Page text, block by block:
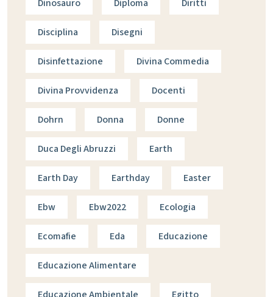
Dinosauro Diploma Diritti
Disciplina Disegni
Disinfettazione Divina Commedia
Divina Provvidenza Docenti
Dohrn Donna Donne
Duca Degli Abruzzi Earth
Earth Day Earthday Easter
Ebw Ebw2022 Ecologia
Ecomafie Eda Educazione
Educazione Alimentare